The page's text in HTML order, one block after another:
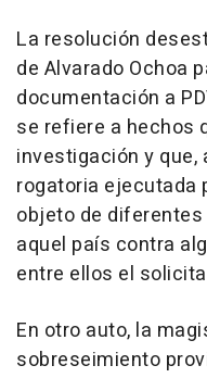
La resolución
de Alvarado Ochoa
documentación a
se refiere a hechos
investigación y que,
rogatoria ejecutada
objeto de
aquel país contra
entre ellos el
En otro auto, la
sobreseimiento